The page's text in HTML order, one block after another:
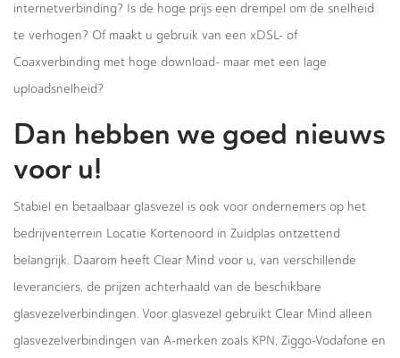
internetverbinding? Is de hoge prijs een drempel om de snelheid
te verhogen? Of maakt u gebruik van een xDSL- of
Coaxverbinding met hoge download- maar met een lage
uploadsnelheid?
Dan hebben we goed nieuws
voor u!
Stabiel en betaalbaar glasvezel is ook voor ondernemers op het
bedrijventerrein Locatie Kortenoord in Zuidplas ontzettend
belangrijk. Daarom heeft Clear Mind voor u, van verschillende
leveranciers, de prijzen achterhaald van de beschikbare
glasvezelverbindingen. Voor glasvezel gebruikt Clear Mind alleen
glasvezelverbindingen van A-merken zoals KPN, Ziggo-Vodafone en